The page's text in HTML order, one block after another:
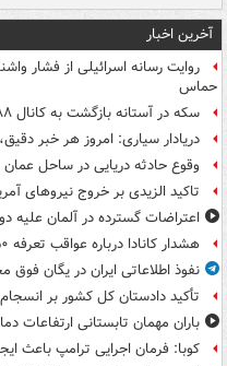
آخرین اخبار
روایت رسانه اسرائیلی از فشار
حماس
سکه در آستانه بازگشت به کانال ۱۸۸ میلیون تومان
دریادار سیاری: امروز هر خبر
وقوع حادثه دریایی در ساحل عمان
تاکید الزیدی بر خروج نیروهای
اعتراضات گسترده در آلمان علیه
هشدار کانادا درباره عواقب تعرفه ۵۰ درصدی آمریکا
نفوذ اطلاعاتی ایران در یگان فوق
تأکید دادستان کل کشور بر
باران مهمان تابستانی ارتفاعات
کوبا: فرمان اجرایی ترامپ باعث